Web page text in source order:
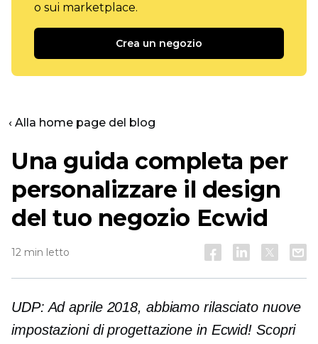
o sui marketplace.
Crea un negozio
‹ Alla home page del blog
Una guida completa per
personalizzare il design
del tuo negozio Ecwid
12 min letto
UDP: Ad aprile 2018, abbiamo rilasciato nuove
impostazioni di progettazione in Ecwid! Scopri